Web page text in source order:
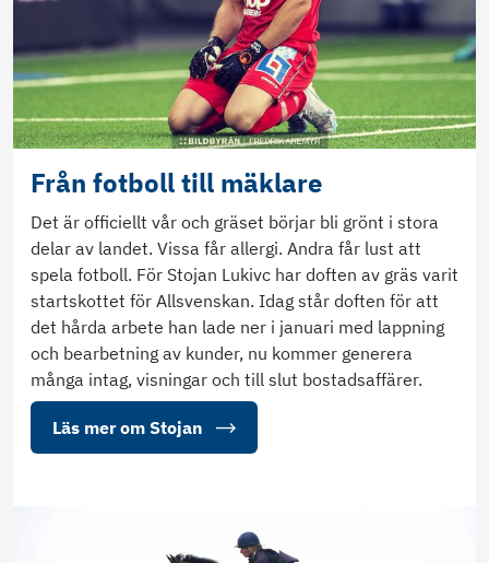
Från fotboll till mäklare
Det är officiellt vår och gräset börjar bli grönt i stora
delar av landet. Vissa får allergi. Andra får lust att
spela fotboll. För Stojan Lukivc har doften av gräs varit
startskottet för Allsvenskan. Idag står doften för att
det hårda arbete han lade ner i januari med lappning
och bearbetning av kunder, nu kommer generera
många intag, visningar och till slut bostadsaffärer.
Läs mer om Stojan